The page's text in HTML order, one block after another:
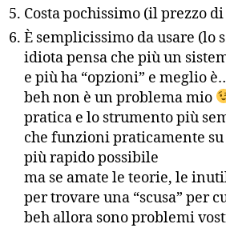
Costa pochissimo (il prezzo
È semplicissimo da usare (lo
idiota pensa che più un
e più ha “opzioni” e meglio
beh non è un problema mio
pratica e lo strumento più
che funzioni praticamente
più rapido possibile
ma se amate le teorie, le
per trovare una “scusa” per
beh allora sono problemi